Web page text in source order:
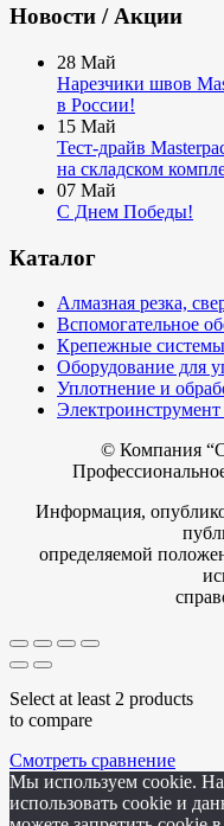
Новости / Акции
28 Май
Нарезчики швов
в России!
15 Май
Тест-драйв
на складском
07 Май
С Днем Победы!
Каталог
Алмазная резка,
Вспомогательное
Крепежные системы
Оборудование для
Уплотнение и
Электроинструмент
© Компания
Информация,
определяемой
Select at least 2 products
to compare
Смотреть сравнение
Мы используем cookie.
использовать cookie и